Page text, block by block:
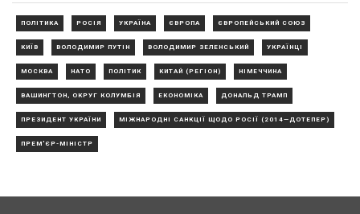
ПОЛІТИКА РОСІЯ УКРАЇНА ЄВРОПА ЄВРОПЕЙСЬКИЙ СОЮЗ
КИЇВ ВОЛОДИМИР ПУТІН ВОЛОДИМИР ЗЕЛЕНСЬКИЙ УКРАЇНЦІ
МОСКВА НАТО ПОЛІТИК КИТАЙ (РЕГІОН) НІМЕЧЧИНА
ВАШИНГТОН, ОКРУГ КОЛУМБІЯ ЕКОНОМІКА ДОНАЛЬД ТРАМП
ПРЕЗИДЕНТ УКРАЇНИ МІЖНАРОДНІ САНКЦІЇ ЩОДО РОСІЇ (2014—ДОТЕПЕР)
ПРЕМ'ЄР-МІНІСТР